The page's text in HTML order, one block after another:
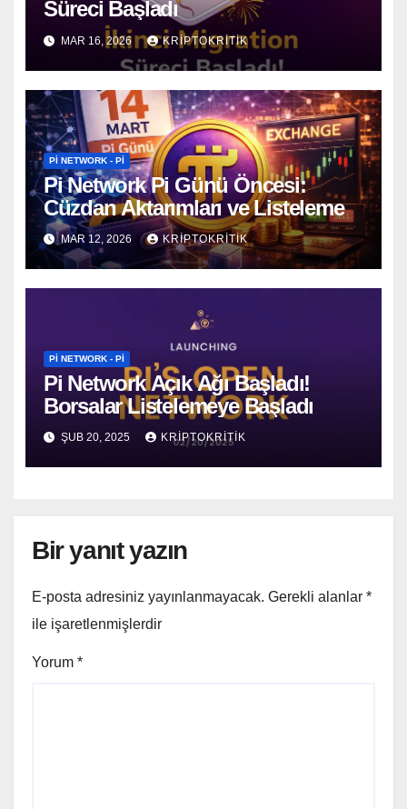
Süreci Başladı
MAR 16, 2026 KRIPTOKRITIK
PI NETWORK - PI
Pi Network Pi Günü Öncesi:
Cüzdan Aktarımları ve Listeleme
MAR 12, 2026 KRIPTOKRITIK
PI NETWORK - PI
Pi Network Açık Ağı Başladı!
Borsalar Listelemeye Başladı
ŞUB 20, 2025 KRIPTOKRITIK
Bir yanıt yazın
E-posta adresiniz yayınlanmayacak. Gerekli alanlar *
ile işaretlenmişlerdir
Yorum *